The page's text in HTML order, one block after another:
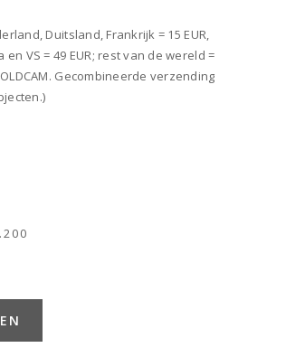
Duitsland, Frankrijk = 15 EUR,
en VS = 49 EUR; rest van de wereld =
Gecombineerde verzending